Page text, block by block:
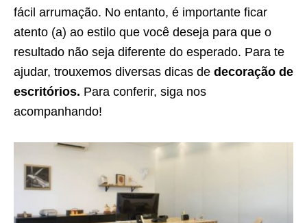
fácil arrumação. No entanto, é importante ficar
atento (a) ao estilo que você deseja para que o
resultado não seja diferente do esperado. Para te
ajudar, trouxemos diversas dicas de decoração de
escritórios. Para conferir, siga nos
acompanhando!